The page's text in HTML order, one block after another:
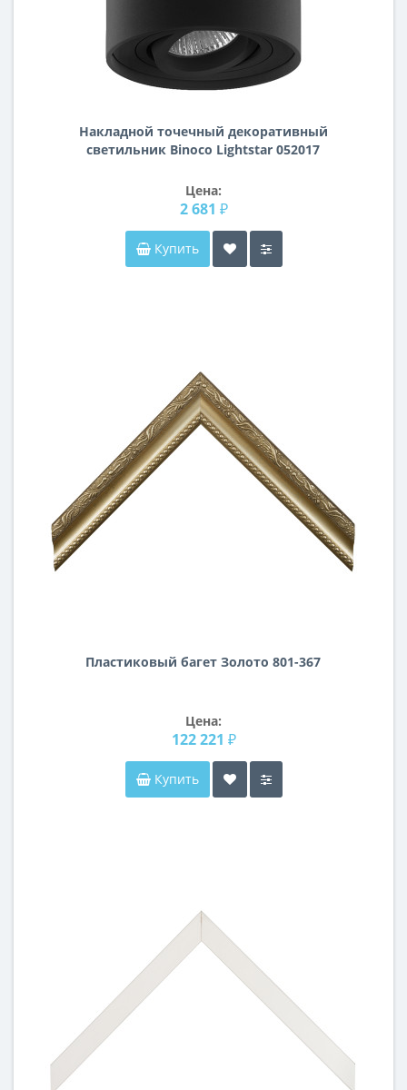
Накладной точечный декоративный
светильник Binoco Lightstar 052017
Цена:
2 681 ₽
Купить
Пластиковый багет Золото 801-367
Цена:
122 221 ₽
Купить